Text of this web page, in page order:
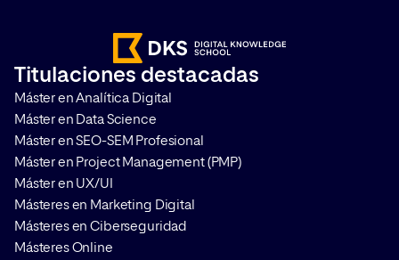
auge. ¿Qué es un perito
informático? Los peritos
informáticos son aquellos
profesionales que obtienen la
información de ordenadores,
teléfonos móviles u […]
Titulaciones destacadas
Máster en Analítica Digital
Máster en Data Science
Máster en SEO-SEM Profesional
Máster en Project Management (PMP)
Máster en UX/UI
Másteres en Marketing Digital
Másteres en Ciberseguridad
Másteres Online